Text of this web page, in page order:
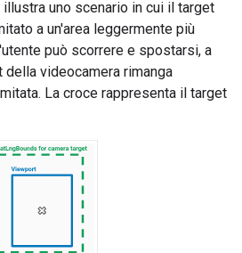
uno scenario in cui il target
a un'area leggermente più
può scorrere e spostarsi, a
videocamera rimanga
La croce rappresenta il target